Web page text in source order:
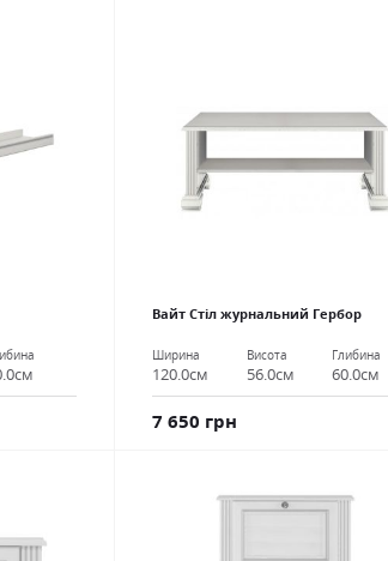
Вайт Стіл журнальний Гербор
Ширина
120.0см
Висота
56.0см
Глибина
60.0см
7 650 грн